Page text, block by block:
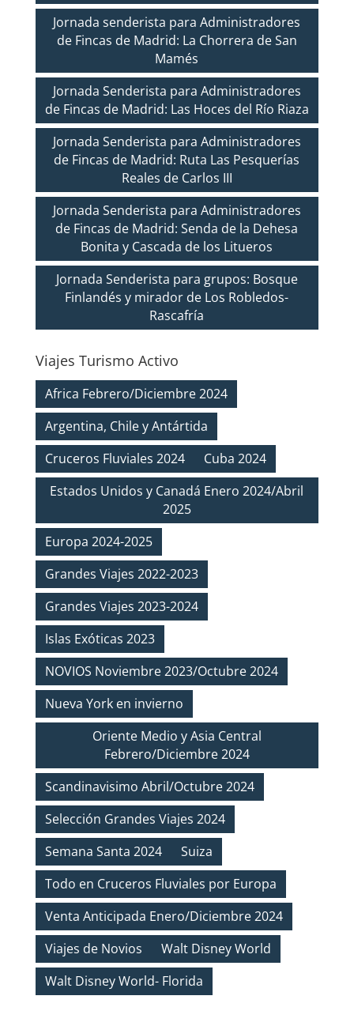
Jornada senderista para Administradores
de Fincas de Madrid: La Chorrera de San
Mamés
Jornada Senderista para Administradores
de Fincas de Madrid: Las Hoces del Río Riaza
Jornada Senderista para Administradores
de Fincas de Madrid: Ruta Las Pesquerías
Reales de Carlos III
Jornada Senderista para Administradores
de Fincas de Madrid: Senda de la Dehesa
Bonita y Cascada de los Litueros
Jornada Senderista para grupos: Bosque
Finlandés y mirador de Los Robledos-
Rascafría
Viajes Turismo Activo
Africa Febrero/Diciembre 2024
Argentina, Chile y Antártida
Cruceros Fluviales 2024
Cuba 2024
Estados Unidos y Canadá Enero 2024/Abril
2025
Europa 2024-2025
Grandes Viajes 2022-2023
Grandes Viajes 2023-2024
Islas Exóticas 2023
NOVIOS Noviembre 2023/Octubre 2024
Nueva York en invierno
Oriente Medio y Asia Central
Febrero/Diciembre 2024
Scandinavisimo Abril/Octubre 2024
Selección Grandes Viajes 2024
Semana Santa 2024
Suiza
Todo en Cruceros Fluviales por Europa
Venta Anticipada Enero/Diciembre 2024
Viajes de Novios
Walt Disney World
Walt Disney World- Florida